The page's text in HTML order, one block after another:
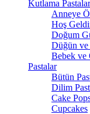
Kutlama
Anneye
Hoş
Doğum
Düğün ve
Bebek ve
Pastalar
Bütün
Dilim
Cake
Cupcakes